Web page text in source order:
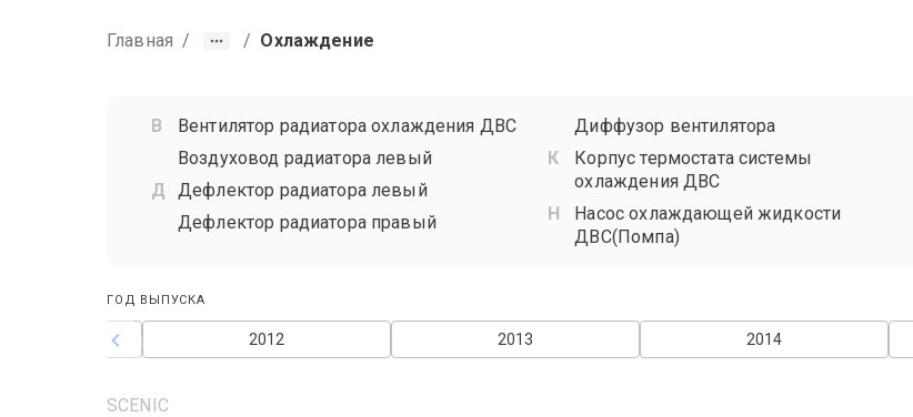
Главная / / Охлаждение
Вентилятор радиатора охлаждения ДВС
Воздуховод радиатора левый
Дефлектор радиатора левый
Дефлектор радиатора правый
Диффузор вентилятора
Корпус термостата системы
охлаждения ДВС
Насос охлаждающей жидкости
ДВС(Помпа)
ГОД ВЫПУСКА
2014
2013
2012
SCENIC